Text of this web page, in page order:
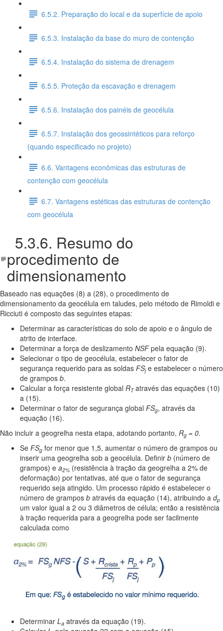
6.5.2. Preparação do local e da superfície de apoio
6.5.3. Instalação da base do muro de contenção
6.5.4. Instalação do sistema de drenagem
6.5.5. Proteção da escavação e drenagem
6.5.6. Instalação dos painéis de geocélula
6.5.7. Instalação dos geossintéticos para reforço
(quando especificado no projeto)
6.6. Vantagens econômicas das estruturas de
contenção com geocélula
6.7. Vantagens estéticas das estruturas de contenção
com geocélula
5.3.6. Resumo do
procedimento de
dimensionamento
Baseado nas equações (8) a (28), o procedimento de
dimensionamento da geocélula em taludes, pelo método de Rimoldi e
Ricciuti é composto das seguintes etapas:
Determinar as características do solo de apoio e o ângulo de
atrito de interface.
Determinar a força de deslizamento NSFpela equação (9).
Selecionar o tipo de geocélula, estabelecer o fator de
segurança requerido para as soldas FSje estabelecer o número
de grampos b.
Calcular a força resistente global RTatravés das equações (10)
a (15).
Determinar o fator de segurança global FSg, através da
equação (16).
Não incluir a geogrelha nesta etapa, adotando portanto, Rg = 0.
Se FSg for menor que 1,5, aumentar o número de grampos ou
inserir uma geogrelha sob a geocélula. Definir b (número de
grampos) e a2% (resistência à tração da geogrelha a 2% de
deformação) por tentativas, até que o fator de segurança
requerido seja atingido. Um processo rápido é estabelecer o
número de grampos b através da equação (14), atribuindo a dp
um valor igual a 2 ou 3 diâmetros de célula; então a resistência
à tração requerida para a geogrelha pode ser facilmente
calculada como
Determinar La através da equação (19).